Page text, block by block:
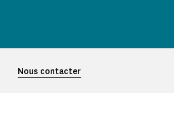
Nous contacter